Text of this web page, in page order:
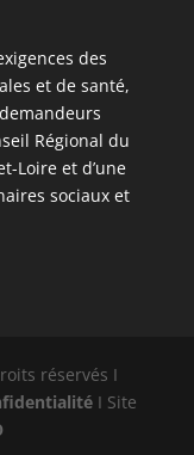
des
et de santé,
Régional du
Loire et d’une
sociaux et
réservés I
I Site